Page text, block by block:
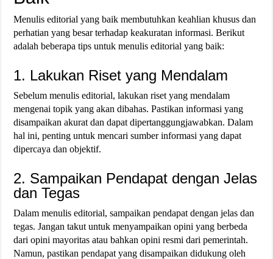
Menulis editorial yang baik membutuhkan keahlian khusus dan
perhatian yang besar terhadap keakuratan informasi. Berikut
adalah beberapa tips untuk menulis editorial yang baik:
1. Lakukan Riset yang Mendalam
Sebelum menulis editorial, lakukan riset yang mendalam
mengenai topik yang akan dibahas. Pastikan informasi yang
disampaikan akurat dan dapat dipertanggungjawabkan. Dalam
hal ini, penting untuk mencari sumber informasi yang dapat
dipercaya dan objektif.
2. Sampaikan Pendapat dengan Jelas
dan Tegas
Dalam menulis editorial, sampaikan pendapat dengan jelas dan
tegas. Jangan takut untuk menyampaikan opini yang berbeda
dari opini mayoritas atau bahkan opini resmi dari pemerintah.
Namun, pastikan pendapat yang disampaikan didukung oleh